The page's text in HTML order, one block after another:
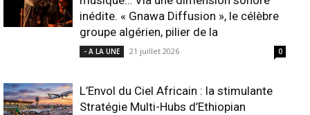
inédite. « Gnawa Diffusion », le célèbre
groupe algérien, pilier de la
- A LA UNE 21 juillet 2026 0
L’Envol du Ciel Africain : la stimulante
Stratégie Multi-Hubs d’Ethiopian